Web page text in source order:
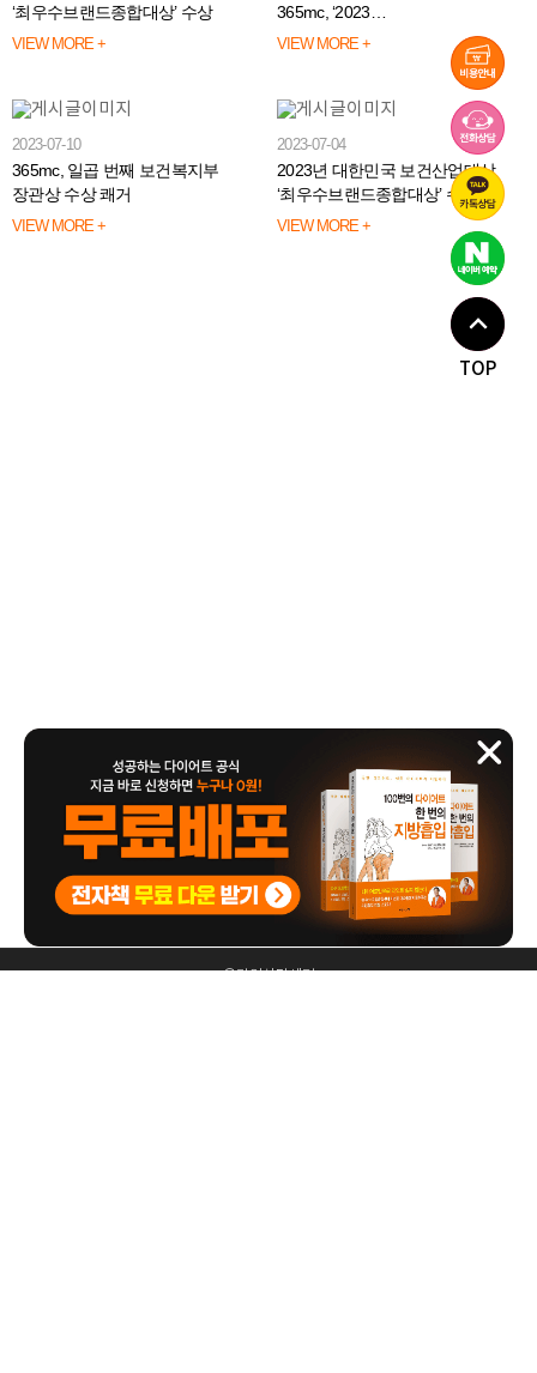
‘최우수브랜드종합대상’ 수상
VIEW MORE +
365mc, ‘2023
대한민국사회공헌대상’ 정부 표창
VIEW MORE +
2023-07-10
365mc, 일곱 번째 보건복지부
장관상 수상 쾌거
VIEW MORE +
2023-07-04
2023년 대한민국 보건산업대상
‘최우수브랜드종합대상’ 수상
VIEW MORE +
365mc '보건복지부 장관상' 5번째
TOP
온라인상담센터